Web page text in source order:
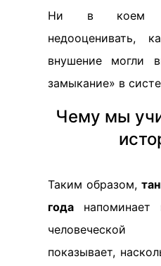
Ни в коем
недооценивать,
внушение могли
замыкание» в
Чему мы
Таким образом,
года напоминает
показывает,